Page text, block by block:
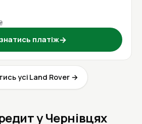
платіж→
усі Land Rover →
у Чернівцях